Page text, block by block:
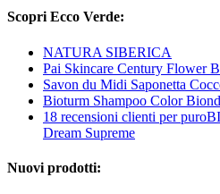
Scopri Ecco Verde:
NATURA SIBERICA
Pai Skincare Century Flower
Savon du Midi Saponetta
Bioturm Shampoo Color
18 recensioni clienti per
Dream Supreme
Nuovi prodotti: